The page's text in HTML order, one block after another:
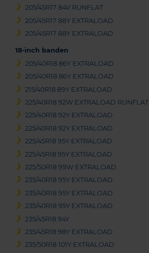
205/45R17 84V RUNFLAT
205/45R17 88Y EXTRALOAD
205/45R17 88Y EXTRALOAD
18-inch banden
205/40R18 86Y EXTRALOAD
205/40R18 86Y EXTRALOAD
215/40R18 89Y EXTRALOAD
225/40R18 92W EXTRALOAD RUNFLAT
225/40R18 92Y EXTRALOAD
225/40R18 92Y EXTRALOAD
225/45R18 95Y EXTRALOAD
225/45R18 95Y EXTRALOAD
225/50R18 99W EXTRALOAD
235/40R18 95Y EXTRALOAD
235/40R18 95Y EXTRALOAD
235/40R18 95Y EXTRALOAD
235/45R18 94Y
235/45R18 98Y EXTRALOAD
235/50R18 101Y EXTRALOAD